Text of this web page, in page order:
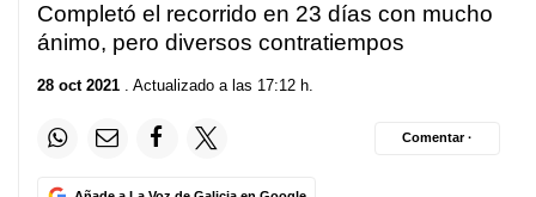
Completó el recorrido en 23 días con mucho
ánimo, pero diversos contratiempos
28 oct 2021 . Actualizado a las 17:12 h.
Comentar ·